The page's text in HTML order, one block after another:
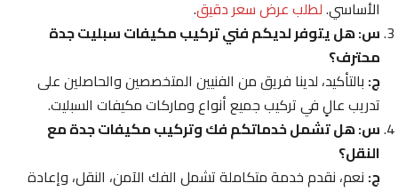
الأساسي.لطلب عرض سعر دقيق.
س: هل يتوفر لديكم فني تركيب مكيفات سبليت جدة
محترف؟
ج: بالتأكيد، لدينا فريق من الفنيين المتخصصين والحاصلين على
تدريب عالٍ في تركيب جميع أنواع وماركات مكيفات السبليت.
س: هل تشمل خدماتكم فك وتركيب مكيفات جدة مع
النقل؟
ج: نعم، نقدم خدمة متكاملة تشمل الفك الآمن، النقل، وإعادة